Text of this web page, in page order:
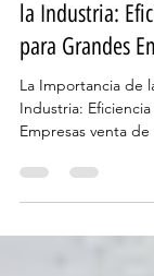
La Importancia
la Industria:
para Grandes
La Importancia de
Industria:
Empresas venta